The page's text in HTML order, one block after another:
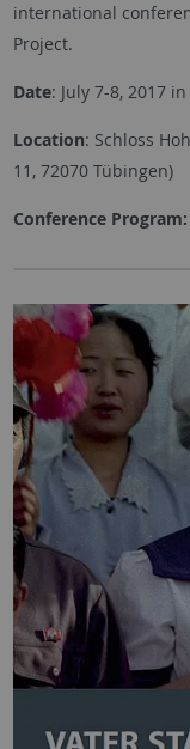
international
Project.
Date: July 7-8, 2017
Location: Schloss
11, 72070 Tübingen)
Conference Program: